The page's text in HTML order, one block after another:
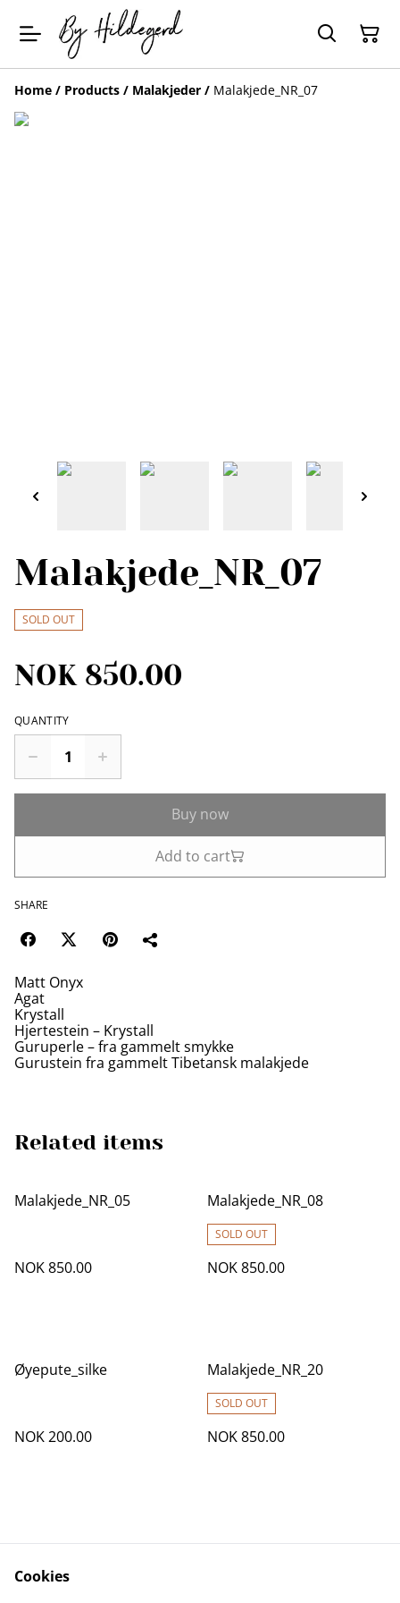
Home / Products / Malakjeder / Malakjede_NR_07
Malakjede_NR_07
SOLD OUT
NOK 850.00
QUANTITY
Buy now
Add to cart
SHARE
Matt Onyx
Agat
Krystall
Hjertestein – Krystall
Guruperle – fra gammelt smykke
Gurustein fra gammelt Tibetansk malakjede
Related items
Malakjede_NR_05
NOK 850.00
Malakjede_NR_08
SOLD OUT
NOK 850.00
Øyepute_silke
NOK 200.00
Malakjede_NR_20
SOLD OUT
NOK 850.00
Cookies